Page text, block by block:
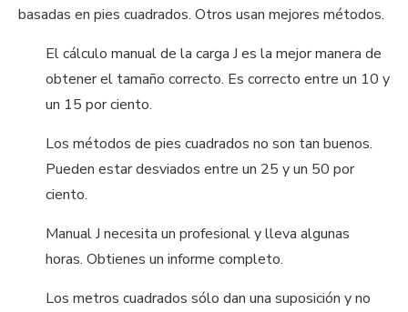
basadas en pies cuadrados. Otros usan mejores métodos.
El cálculo manual de la carga J es la mejor manera de
obtener el tamaño correcto. Es correcto entre un 10 y
un 15 por ciento.
Los métodos de pies cuadrados no son tan buenos.
Pueden estar desviados entre un 25 y un 50 por
ciento.
Manual J necesita un profesional y lleva algunas
horas. Obtienes un informe completo.
Los metros cuadrados sólo dan una suposición y no